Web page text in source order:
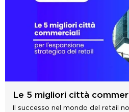
Le 5 migliori città
Il successo nel mondo del retail